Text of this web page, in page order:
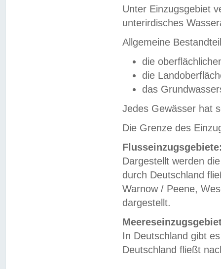
Unter Einzugsgebiet
unterirdisches
Allgemeine
die
die
das
Jedes Gewässer hat
Die Grenze des
Dargestellt werden
durch Deutschland
Warnow / Peene,
dargestellt.
In Deutschland gibt
Deutschland fließt